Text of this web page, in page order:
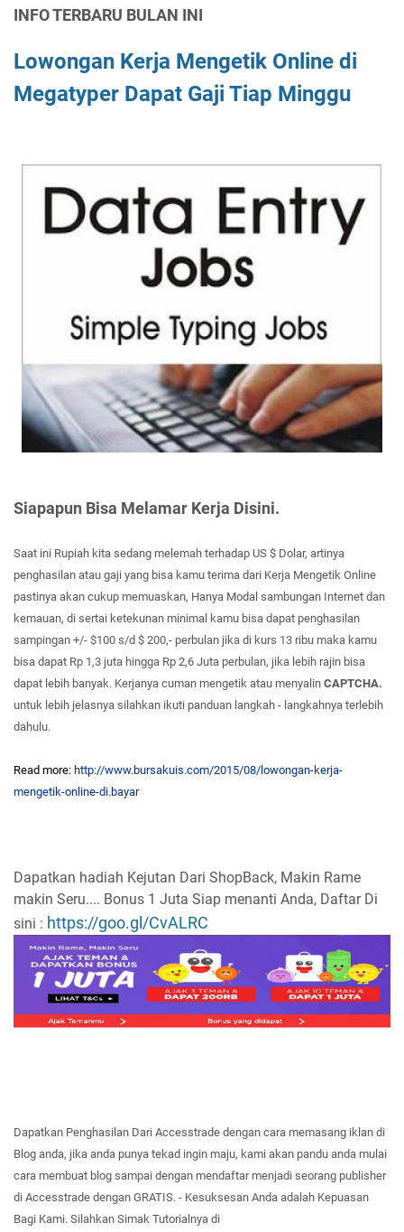
INFO TERBARU BULAN INI
Lowongan Kerja Mengetik Online di
Megatyper Dapat Gaji Tiap Minggu
Siapapun Bisa Melamar Kerja Disini.
Saat ini Rupiah kita sedang melemah terhadap US $ Dolar, artinya
penghasilan atau gaji yang bisa kamu terima dari Kerja Mengetik Online
pastinya akan cukup memuaskan, Hanya Modal sambungan Internet dan
kemauan, di sertai ketekunan minimal kamu bisa dapat penghasilan
sampingan +/- $100 s/d $ 200,- perbulan jika di kurs 13 ribu maka kamu
bisa dapat Rp 1,3 juta hingga Rp 2,6 Juta perbulan, jika lebih rajin bisa
dapat lebih banyak. Kerjanya cuman mengetik atau menyalin CAPTCHA.
untuk lebih jelasnya silahkan ikuti panduan langkah - langkahnya terlebih
dahulu.
Read more: http://www.bursakuis.com/2015/08/lowongan-kerja-
mengetik-online-di.bayar
Dapatkan hadiah Kejutan Dari ShopBack, Makin Rame
makin Seru.... Bonus 1 Juta Siap menanti Anda, Daftar Di
sini : https://goo.gl/CvALRC
Dapatkan Penghasilan Dari Accesstrade dengan cara memasang iklan di
Blog anda, jika anda punya tekad ingin maju, kami akan pandu anda mulai
cara membuat b log sampai dengan mendaftar menjadi seorang publisher
di Accesstrade dengan GRATIS. - Kesuksesan Anda adalah Kepuasan
Bagi Kami. Silahkan Simak Tutorialnya di